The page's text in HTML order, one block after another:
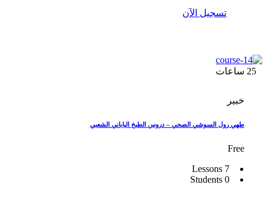
تسجيل الآن
ساعات
خبير
طهي رول السوشي الصحي – دروس الطبخ الياباني الشعبي
Free
7 Lessons
0 Students